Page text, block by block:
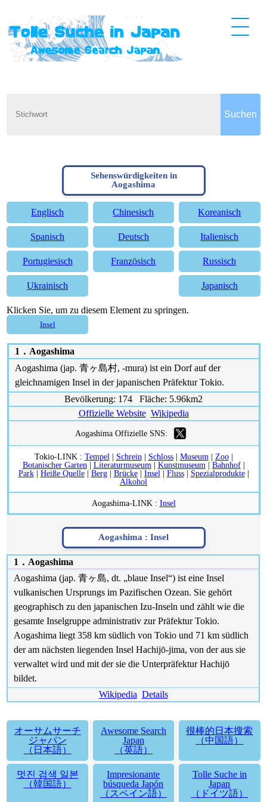
Sehenswürdigkeiten in
Aogashima
Englisch Chinesisch Koreanisch
Spanisch Deutsch Italienisch
Portugiesisch Französisch Russisch
Ukrainisch Japanisch
Klicken Sie, um zu diesem Element zu springen.
Insel
1． Aogashima
Aogashima (jap. 青ヶ島村, -mura) ist ein Dorf auf der
gleichnamigen Insel in der japanischen Präfektur Tokio.
Bevölkerung: 174 Fläche: 5.96km2
Offizielle Website Wikipedia
Aogashima Offizielle SNS:
Tokio-LINK : Tempel | Schrein | Schloss| Museum | Zoo|
Botanischer Garten | Literaturmuseum | Kunstmuseum | Bahnhof|
Park| Heiße Quelle| Berg| Brücke| Insel | Fluss| Spezialprodukte|
Alkohol
Aogashima-LINK : Insel
Aogashima : Insel
1．Aogashima
Aogashima (jap. 青ヶ島, dt. „blaue Insel“) ist eine Insel
vulkanischen Ursprungs im Pazifischen Ozean. Sie gehört
geographisch zu den japanischen Izu-Inseln und zählt wie die
gesamte Inselgruppe administrativ zur Präfektur Tokio.
Aogashima liegt 358 km südlich von Tokio und 71 km südlich
der am nächsten liegenden Insel Hachijō-jima, von der aus sie
verwaltet wird und mit der sie die Unterpräfektur Hachijō
bildet.
Wikipedia Details
オーサムサーチ
ジャパン
（日本語）
Awesome Search
Japan
（英語）
很棒的日本搜索
（中国語）
멋진 검색 일본
（韓国語）
Impresionante
búsqueda Japón
（スペイン語）
Tolle Suche in
Japan
（ドイツ語）